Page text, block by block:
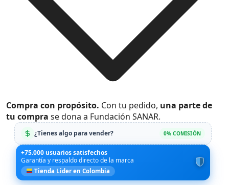
Compra con propósito. Con tu pedido, una parte de
tu compra se dona a Fundación SANAR.
¿Tienes algo para vender? 0% COMISIÓN
+75.000 usuarios satisfechos
Garantía y respaldo directo de la marca
Tienda Lider en Colombia